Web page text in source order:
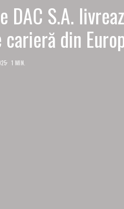
DAC S.A.
din
1 MIN.